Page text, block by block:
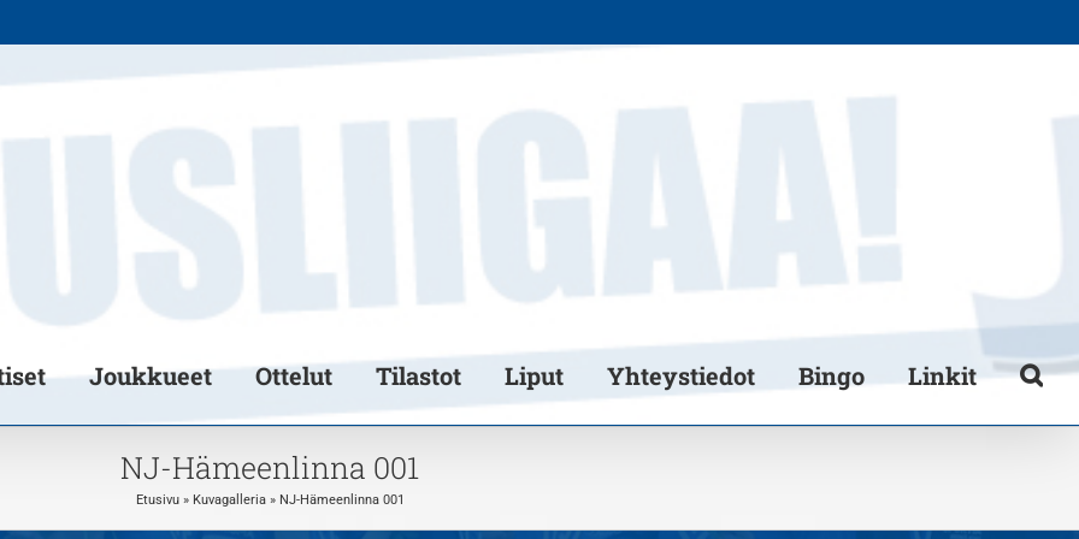
Joukkueet Ottelut Tilastot Liput Yhteystiedot Bingo Linkit
NJ-Hämeenlinna 001
Etusivu» Kuvagalleria» NJ-Hämeenlinna 001